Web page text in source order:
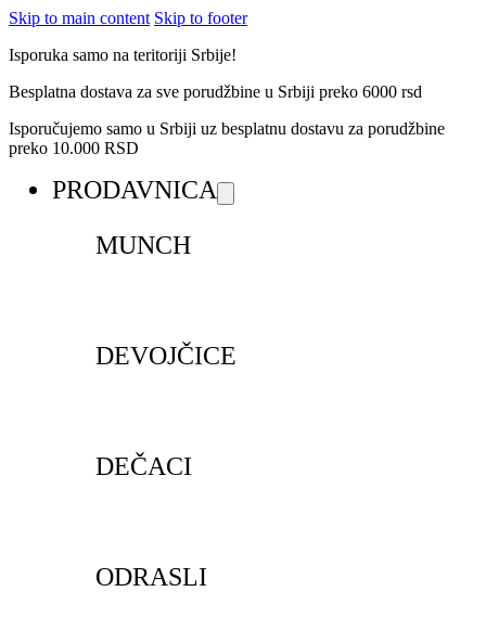
Skip to main content Skip to footer
Isporuka samo na teritoriji Srbije!
Besplatna dostava za sve porudžbine u Srbiji preko 6000 rsd
Isporučujemo samo u Srbiji uz besplatnu dostavu za porudžbine
preko 10.000 RSD
PRODAVNICA
MUNCH
DEVOJČICE
DEČACI
ODRASLI